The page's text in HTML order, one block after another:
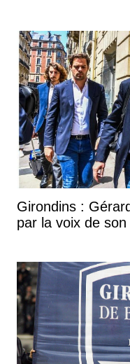
Girondins :
par la voix de